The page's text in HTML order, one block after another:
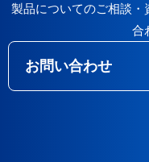
製品についてのご相談
合
お問い合わせ